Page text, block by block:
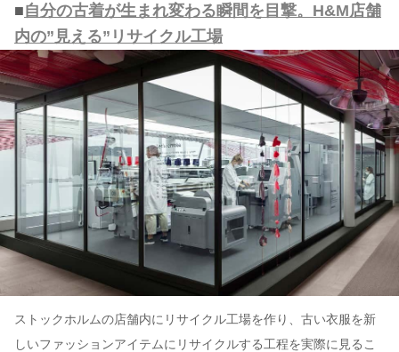
■自分の古着が生まれ変わる瞬間を目撃。H&M店舗
内の”見える”リサイクル工場
ストックホルムの店舗内にリサイクル工場を作り、古い衣服を新
しいファッションアイテムにリサイクルする工程を実際に見るこ